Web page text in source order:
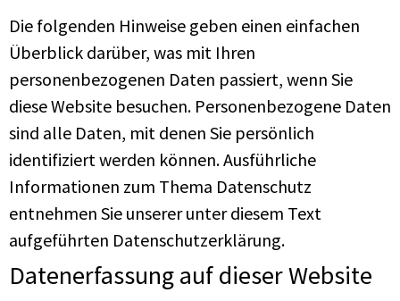
Die folgenden Hinweise geben einen einfachen
Überblick darüber, was mit Ihren
personenbezogenen Daten passiert, wenn Sie
diese Website besuchen. Personenbezogene Daten
sind alle Daten, mit denen Sie persönlich
identifiziert werden können. Ausführliche
Informationen zum Thema Datenschutz
entnehmen Sie unserer unter diesem Text
aufgeführten Datenschutzerklärung.
Datenerfassung auf dieser Website